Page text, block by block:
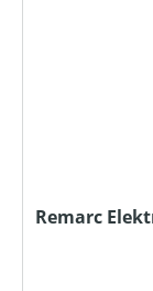
Remarc